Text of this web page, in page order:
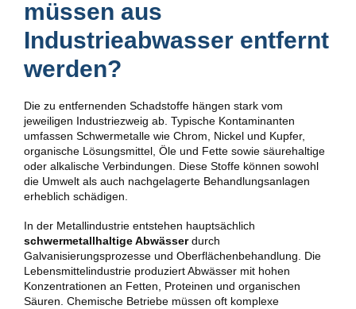
müssen aus
Industrieabwasser entfernt
werden?
Die zu entfernenden Schadstoffe hängen stark vom
jeweiligen Industriezweig ab. Typische Kontaminanten
umfassen Schwermetalle wie Chrom, Nickel und Kupfer,
organische Lösungsmittel, Öle und Fette sowie säurehaltige
oder alkalische Verbindungen. Diese Stoffe können sowohl
die Umwelt als auch nachgelagerte Behandlungsanlagen
erheblich schädigen.
In der Metallindustrie entstehen hauptsächlich
schwermetallhaltige Abwässerdurch
Galvanisierungsprozesse und Oberflächenbehandlung. Die
Lebensmittelindustrie produziert Abwässer mit hohen
Konzentrationen an Fetten, Proteinen und organischen
Säuren. Chemische Betriebe müssen oft komplexe